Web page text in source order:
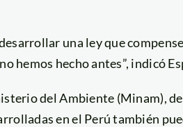
una ley que
hemos hecho antes”, indicó
del Ambiente (Minam),
en el Perú también